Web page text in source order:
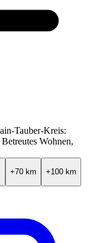
Tauber-Kreis:
Wohnen,
+70 km +100 km